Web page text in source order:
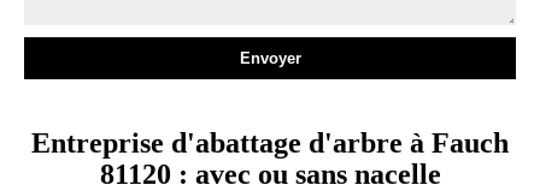
Entreprise d'abattage d'arbre à Fauch
81120 : avec ou sans nacelle